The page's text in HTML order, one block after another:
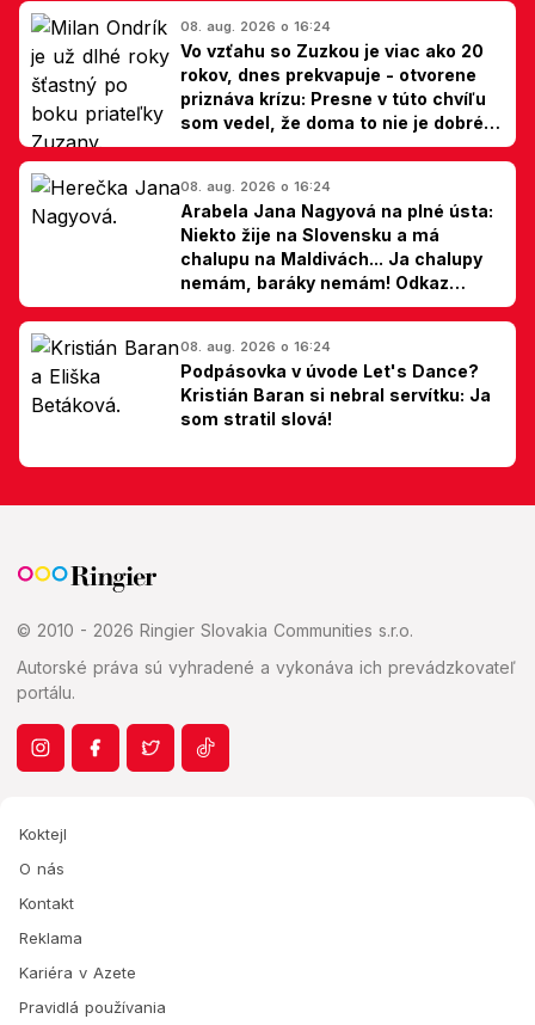
08. aug. 2026 o 16:24
Vo vzťahu so Zuzkou je viac ako 20
rokov, dnes prekvapuje - otvorene
priznáva krízu: Presne v túto chvíľu
som vedel, že doma to nie je dobré,
hovorí Milan Ondrík
08. aug. 2026 o 16:24
Arabela Jana Nagyová na plné ústa:
Niekto žije na Slovensku a má
chalupu na Maldivách... Ja chalupy
nemám, baráky nemám! Odkaz
Slovákom
08. aug. 2026 o 16:24
Podpásovka v úvode Let's Dance?
Kristián Baran si nebral servítku: Ja
som stratil slová!
© 2010 - 2026 Ringier Slovakia Communities s.r.o.
Autorské práva sú vyhradené a vykonáva ich prevádzkovateľ
portálu.
Koktejl
O nás
Kontakt
Reklama
Kariéra v Azete
Pravidlá používania